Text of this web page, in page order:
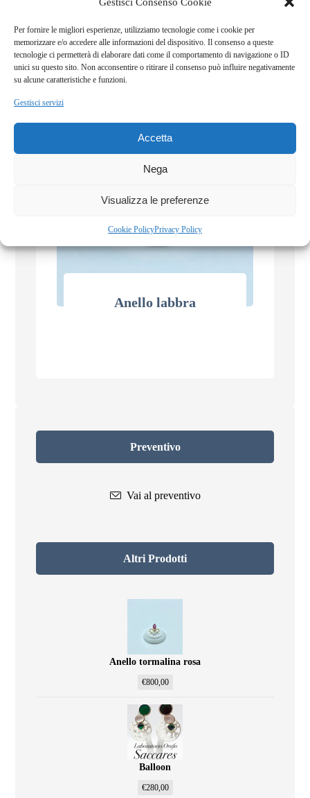
Per fornire le migliori esperienze, utilizziamo tecnologie come i cookie per
memorizzare e/o accedere alle informazioni del dispositivo. Il consenso a queste
tecnologie ci permetterà di elaborare dati come il comportamento di navigazione o ID
unici su questo sito. Non acconsentire o ritirare il consenso può influire negativamente
su alcune caratteristiche e funzioni.
Gestisci servizi
Accetta
Nega
Visualizza le preferenze
Cookie PolicyPrivacy Policy
Anello labbra
€
Preventivo
Vai al preventivo
Altri Prodotti
Anello tormalina rosa
€800,00
Balloon
€280,00